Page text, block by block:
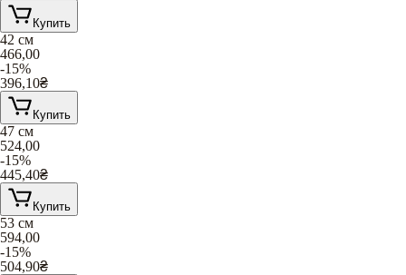
Купить
42 см
466,00
-15%
396,10₴
Купить
47 см
524,00
-15%
445,40₴
Купить
53 см
594,00
-15%
504,90₴